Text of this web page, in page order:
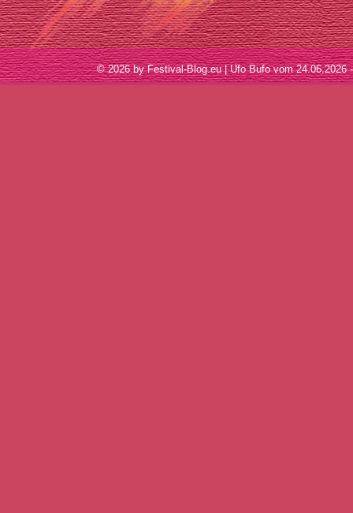
© 2026 by Festival-Blog.eu | Ufo Bufo vom 24.06.2026